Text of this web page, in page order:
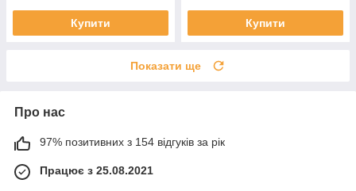
Купити Купити
Показати ще
Про нас
97% позитивних з 154 відгуків за рік
Працює з 25.08.2021